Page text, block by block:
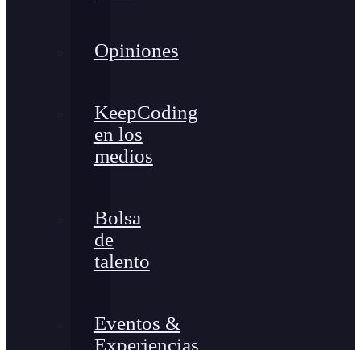
Opiniones
KeepCoding
en los
medios
Bolsa
de
talento
Eventos &
Experiencias